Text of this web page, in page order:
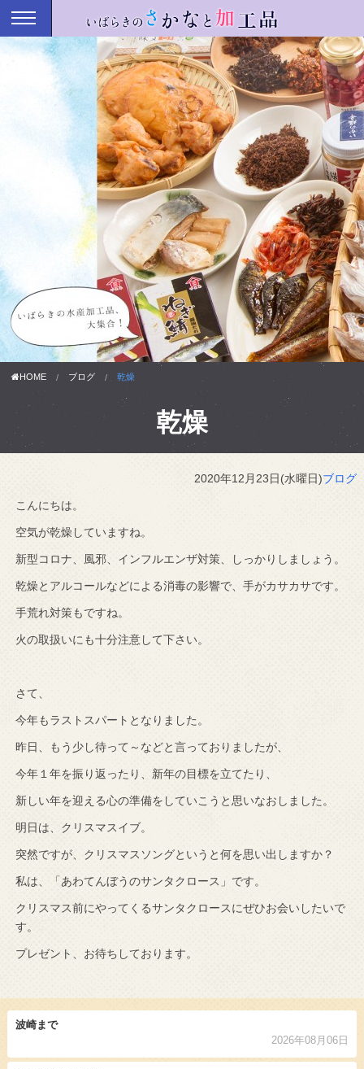
HOME ブログ 乾燥
乾燥
2020年12月23日(水曜日)ブログ
こんにちは。
空気が乾燥していますね。
新型コロナ、風邪、インフルエンザ対策、しっかりしましょう。
乾燥とアルコールなどによる消毒の影響で、手がカサカサです。
手荒れ対策もですね。
火の取扱いにも十分注意して下さい。
さて、
今年もラストスパートとなりました。
昨日、もう少し待って～などと言っておりましたが、
今年１年を振り返ったり、新年の目標を立てたり、
新しい年を迎える心の準備をしていこうと思いなおしました。
明日は、クリスマスイブ。
突然ですが、クリスマスソングというと何を思い出しますか？
私は、「あわてんぼうのサンタクロース」です。
クリスマス前にやってくるサンタクロースにぜひお会いしたいで
す。
プレゼント、お待ちしております。
波崎まで
2026年08月06日